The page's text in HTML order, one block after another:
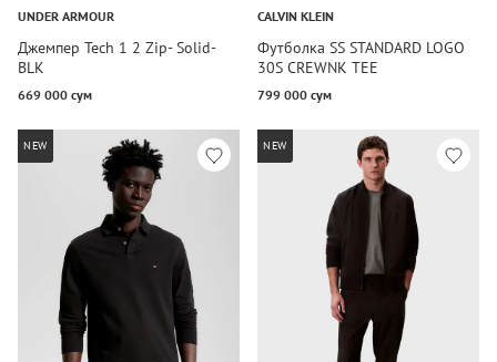
UNDER ARMOUR
Джемпер Tech 1 2 Zip- Solid-
BLK
669 000 сум
CALVIN KLEIN
Футболка SS STANDARD LOGO
30S CREWNK TEE
799 000 сум
NEW NEW